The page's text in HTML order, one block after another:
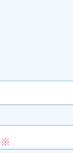
※